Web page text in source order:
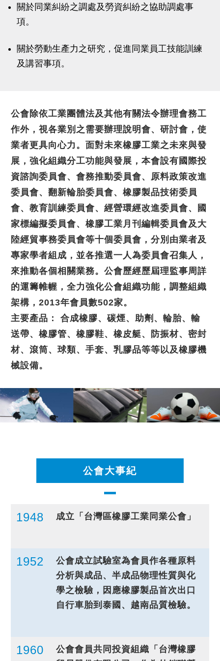
關於同業糾紛之調處及勞資糾紛之協助調處事
項。
關於勞動生產力之研究，促進同業員工技能訓練
及講習事項。
公會除依工業團體法及其他有關法令辦理會務工
作外，視各業別之需要辦理說明會、研討會，使
業者更具向心力。面對未來橡膠工業之未來與發
展，強化組織分工功能與發展，本會設有國際投
資諮詢委員會、會務推動委員會、原料政策改進
委員會、翻新輪胎委員會、橡膠製品技術委員
會、教育訓練委員會、經營環經改進委員會、國
家標編擬委員會、橡膠工業月刊編輯委員會及大
陸經貿事務委員會等十個委員會，分別由業者及
專家學者組成，並各推選一人為委員會召集人，
來推動各個相關業務。公會歷經歷屆理監事周詳
的運籌帷幄，全力強化公會組織功能，調整組織
架構，2013年會員數502家。
主要產品： 合成橡膠、碳煙、助劑、輪胎、輸
送帶、橡膠管、橡膠鞋、橡皮艇、防振材、密封
材、滾筒、球類、手套、乳膠品等等以及橡膠機
械設備。
公會大事紀
1948 成立「台灣區橡膠工業同業公會」
1952
公會成立試驗室為會員作各種原料
分析與成品、半成品物理性質與化
學之檢驗，因應橡膠製品首次出口
自行車胎到泰國、越南品質檢驗。
1960
公會會員共同投資組織「台灣橡膠